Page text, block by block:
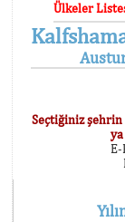
Ülkeler
Seçtiğiniz
E-